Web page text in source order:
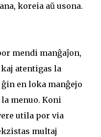
koreia aŭ usona.
mendi manĝaĵon,
atentigas la
en loka manĝejo
menuo. Koni
utila por via
multaj